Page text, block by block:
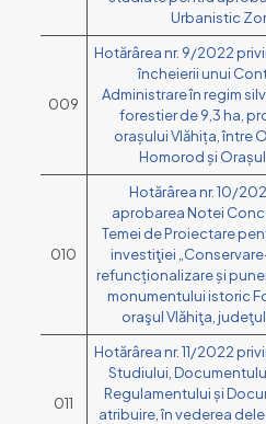
Urbanistic
009
Hotărârea nr. 9/2022
încheierii unui
Administrare în regim
forestier de 9,3 ha,
orașului Vlăhița, între
Homorod și
010
Hotărârea nr. 10/
aprobarea Notei
Temei de Proiectare
investiţiei
refuncționalizare și
monumentului istoric
oraşul Vlăhiţa,
011
Hotărârea nr. 11/2022
Studiului,
Regulamentului și
atribuire, în vederea